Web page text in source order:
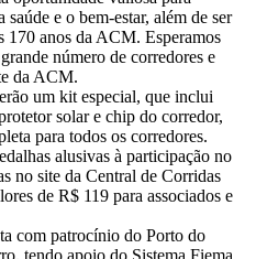
e o bem-estar, além de ser
170 anos da ACM. Esperamos
número de corredores e
da ACM.
um kit especial, que inclui
solar e chip do corredor,
para todos os corredores.
alusivas à participação no
no site da Central de Corridas
de R$ 119 para associados e
com patrocínio do Porto do